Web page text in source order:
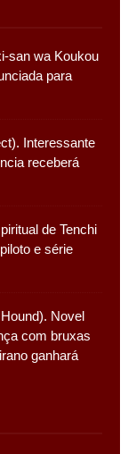
san wa Koukou
para
Interessante
receberá
de Tenchi
e série
Novel
com bruxas
ganhará